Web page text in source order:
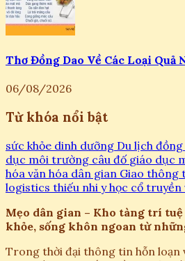
Thơ Đồng Dao Về Các Loại Quả
06/08/2026
Từ khóa nổi bật
sức khỏe dinh dưỡng Du lịch đồng
dục môi trường câu đố giáo dục
hóa văn hóa dân gian Giao thông
logistics thiếu nhi y học cổ truyền
Mẹo dân gian – Kho tàng trí
khỏe, sống khôn ngoan từ
Trong thời đại thông tin hỗn loạn